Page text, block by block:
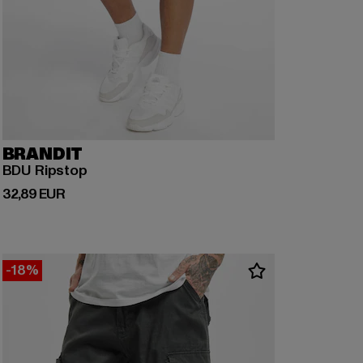
BRANDIT
BDU Ripstop
32,89 EUR
Derzeitiger Preis: 32,89 EUR
-18%